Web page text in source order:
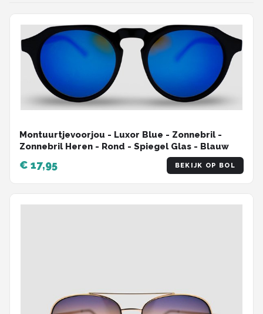
Montuurtjevoorjou - Luxor Blue - Zonnebril -
Zonnebril Heren - Rond - Spiegel Glas - Blauw
€ 17,95 BEKIJK OP BOL